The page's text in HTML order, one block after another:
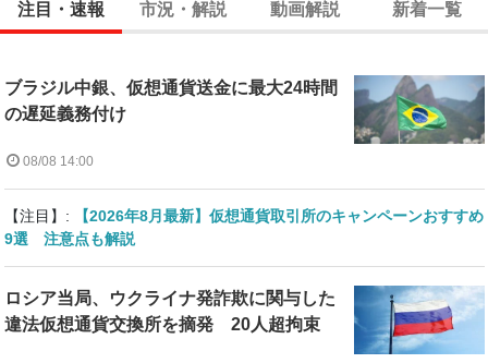
注目・速報 市況・解説 動画解説 新着一覧
ブラジル中銀、仮想通貨送金に最大24時間
の遅延義務付け
08/08 14:00
【注目】:
【2026年8月最新】仮想通貨取引所のキャンペーンおすすめ
9選 注意点も解説
ロシア当局、ウクライナ発詐欺に関与した
違法仮想通貨交換所を摘発 20人超拘束